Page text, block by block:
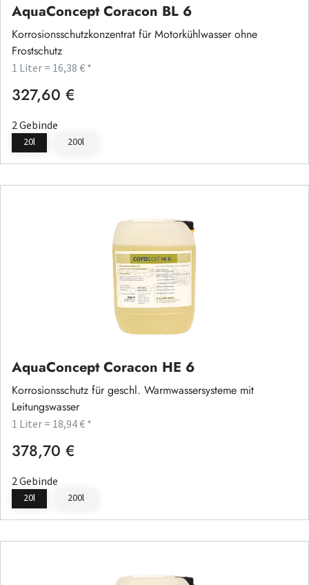
AquaConcept Coracon BL 6
Korrosionsschutzkonzentrat für Motorkühlwasser ohne
Frostschutz
1 Liter = 16,38 € *
Regulärer Preis:
327,60 €
2 Gebinde
20l 200l
AquaConcept Coracon HE 6
Korrosionsschutz für geschl. Warmwassersysteme mit
Leitungswasser
1 Liter = 18,94 € *
Regulärer Preis:
378,70 €
2 Gebinde
20l 200l